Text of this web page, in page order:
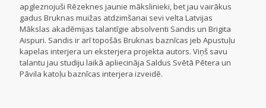
apgleznojuši Rēzeknes jaunie mākslinieki, bet jau vairākus
gadus Bruknas muižas atdzimšanai sevi velta Latvijas
Mākslas akadēmijas talantīgie absolventi Sandis un Brigita
Aispuri. Sandis ir arī topošās Bruknas baznīcas jeb Apustuļu
kapelas interjera un eksterjera projekta autors. Viņš savu
talantu jau studiju laikā apliecināja Saldus Svētā Pētera un
Pāvila katoļu baznīcas interjera izveidē.